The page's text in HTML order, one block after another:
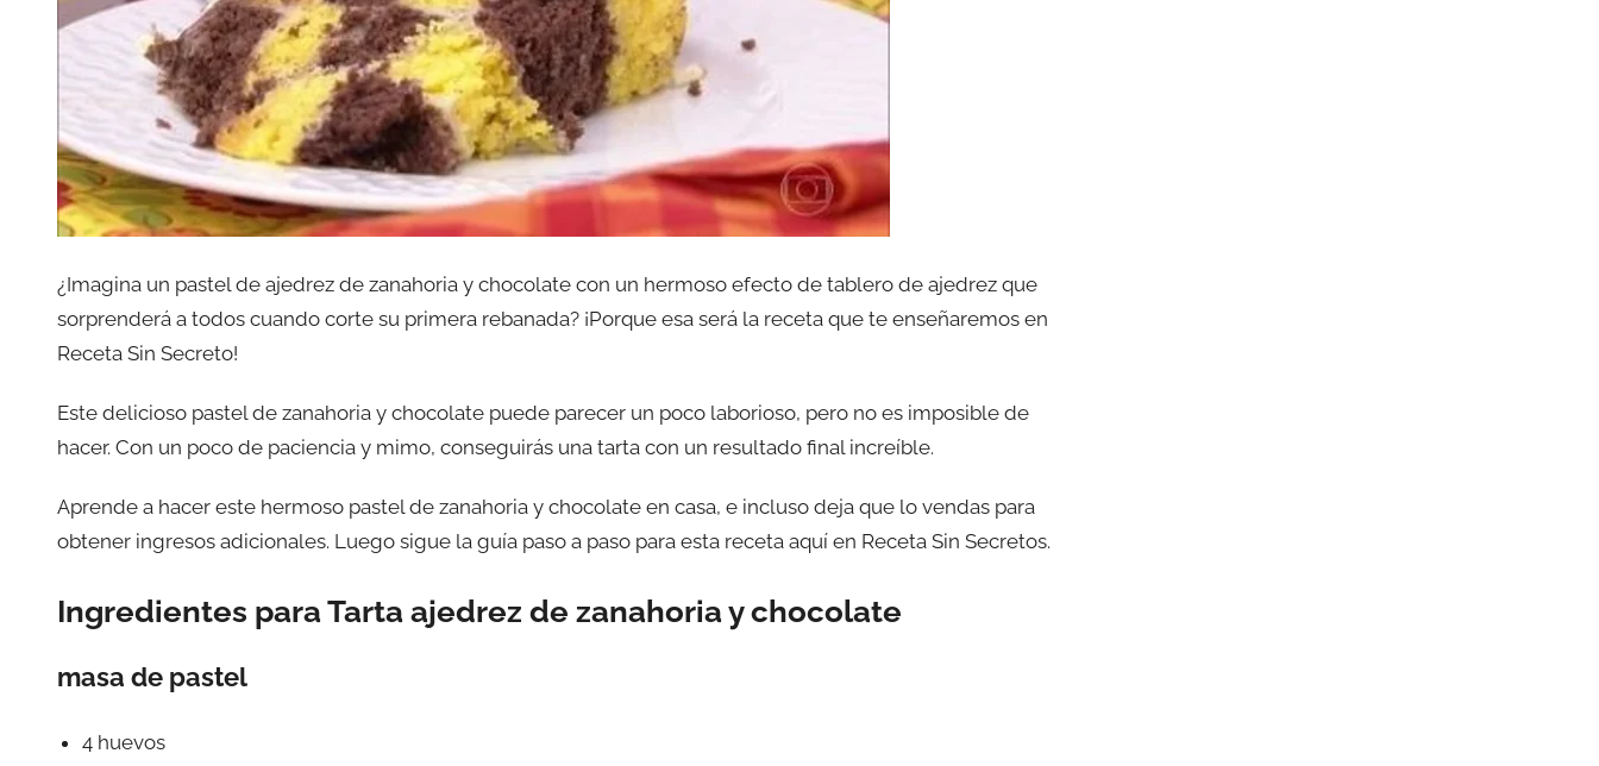
¿Imagina un pastel de ajedrez de zanahoria y chocolate con un hermoso efecto de tablero de ajedrez que
sorprenderá a todos cuando corte su primera rebanada? ¡Porque esa será la receta que te enseñaremos en
Receta Sin Secreto!
Este delicioso pastel de zanahoria y chocolate puede parecer un poco laborioso, pero no es imposible de
hacer. Con un poco de paciencia y mimo, conseguirás una tarta con un resultado final increíble.
Aprende a hacer este hermoso pastel de zanahoria y chocolate en casa, e incluso deja que lo vendas para
obtener ingresos adicionales. Luego sigue la guía paso a paso para esta receta aquí en Receta Sin Secretos.
Ingredientes para Tarta ajedrez de zanahoria y chocolate
masa de pastel
4 huevos